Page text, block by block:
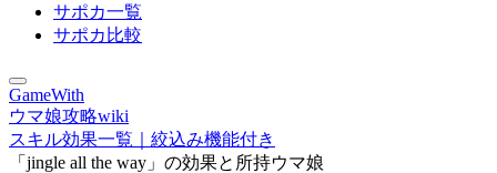
サポカ一覧
サポカ比較
GameWith
ウマ娘攻略wiki
スキル効果一覧｜絞込み機能付き
「jingle all the way」の効果と所持ウマ娘